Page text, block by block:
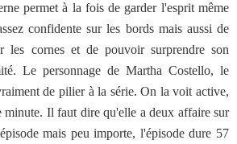
permet à la fois de garder l'esprit même
confidente sur les bords mais aussi de
les cornes et de pouvoir surprendre son
Le personnage de Martha Costello, le
de pilier à la série. On la voit active,
minute. Il faut dire qu'elle a deux affaire sur
mais peu importe, l'épisode dure 57